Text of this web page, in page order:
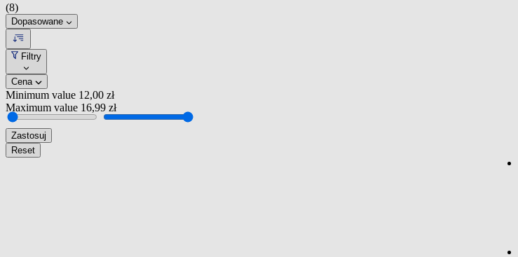
(8)
Dopasowane
Filtry
Cena
Minimum value 12,00 zł
Maximum value 16,99 zł
Zastosuj
Reset